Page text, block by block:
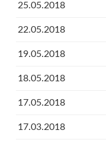
25.05.2018
22.05.2018
19.05.2018
18.05.2018
17.05.2018
17.03.2018